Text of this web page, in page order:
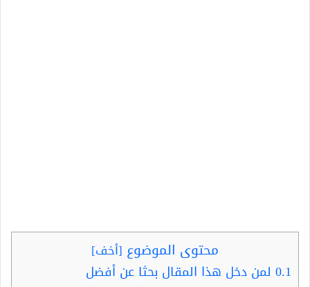
محتوى الموضوع [أخف]
0.1 لمن دخل هذا المقال بحثا عن أفضل